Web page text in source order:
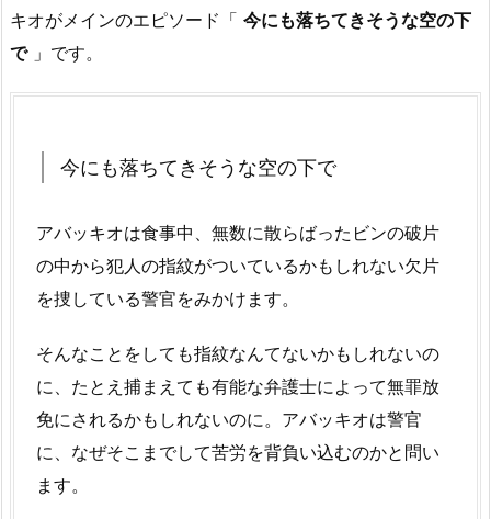
キオがメインのエピソード「 今にも落ちてきそうな空の下
で」です。
今にも落ちてきそうな空の下で
アバッキオは食事中、無数に散らばったビンの破片
の中から犯人の指紋がついているかもしれない欠片
を捜している警官をみかけます。
そんなことをしても指紋なんてないかもしれないの
に、たとえ捕まえても有能な弁護士によって無罪放
免にされるかもしれないのに。アバッキオは警官
に、なぜそこまでして苦労を背負い込むのかと問い
ます。